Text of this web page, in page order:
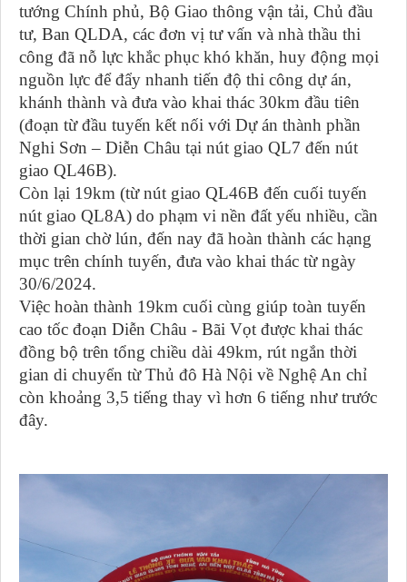
tướng Chính phủ, Bộ Giao thông vận tải, Chủ đầu
tư, Ban QLDA, các đơn vị tư vấn và nhà thầu thi
công đã nỗ lực khắc phục khó khăn, huy động mọi
nguồn lực để đẩy nhanh tiến độ thi công dự án,
khánh thành và đưa vào khai thác 30km đầu tiên
(đoạn từ đầu tuyến kết nối với Dự án thành phần
Nghi Sơn – Diễn Châu tại nút giao QL7 đến nút
giao QL46B).
Còn lại 19km (từ nút giao QL46B đến cuối tuyến
nút giao QL8A) do phạm vi nền đất yếu nhiều, cần
thời gian chờ lún, đến nay đã hoàn thành các hạng
mục trên chính tuyến, đưa vào khai thác từ ngày
30/6/2024.
Việc hoàn thành 19km cuối cùng giúp toàn tuyến
cao tốc đoạn Diễn Châu - Bãi Vọt được khai thác
đồng bộ trên tổng chiều dài 49km, rút ngắn thời
gian di chuyển từ Thủ đô Hà Nội về Nghệ An chỉ
còn khoảng 3,5 tiếng thay vì hơn 6 tiếng như trước
đây.